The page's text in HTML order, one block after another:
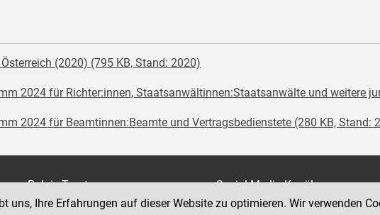
(2020) (795 KB, Stand: 2020)
2024 für Richter:innen, Staatsanwältinnen:Staatsanwälte und weitere
2024 für Beamtinnen:Beamte und Vertragsbedienstete (280 KB, Stand:
Palais Trautson
Museumstraße 7
Social Media Kanäle
der Justiz und des BMJ
uns, Ihre Erfahrungen auf dieser Website zu optimieren. Wir verwenden